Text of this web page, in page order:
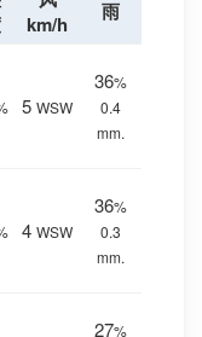
km/h
雨
5 WSW
36%
0.4
mm.
4 WSW
36%
0.3
mm.
27%